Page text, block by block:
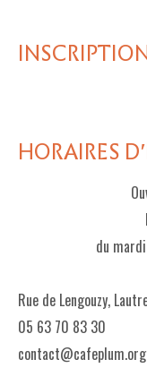
HORAIRES
du
Rue de Lengouzy,
05 63 70 83 30
contact@cafeplum.org